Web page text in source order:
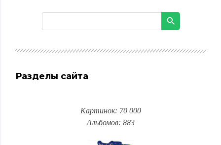
Разделы сайта
Картинок: 70 000
Альбомов: 883